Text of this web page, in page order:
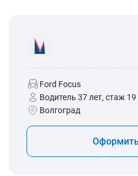
Ford Focus
Водитель 37 лет, стаж 19
Волгоград